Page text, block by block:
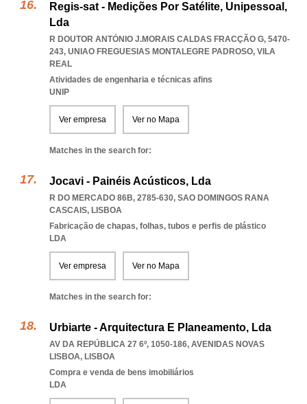
Regis-sat - Medições Por Satélite, Unipessoal,
Lda
R DOUTOR ANTÓNIO J.MORAIS CALDAS FRACÇÃO G, 5470-
243, UNIAO FREGUESIAS MONTALEGRE PADROSO, VILA
REAL
Atividades de engenharia e técnicas afins
UNIP
Ver empresa Ver no Mapa
Matches in the search for:
Jocavi - Painéis Acústicos, Lda
R DO MERCADO 86B, 2785-630, SAO DOMINGOS RANA
CASCAIS, LISBOA
Fabricação de chapas, folhas, tubos e perfis de plástico
LDA
Ver empresa Ver no Mapa
Matches in the search for:
Urbiarte - Arquitectura E Planeamento, Lda
AV DA REPÚBLICA 27 6º, 1050-186, AVENIDAS NOVAS
LISBOA, LISBOA
Compra e venda de bens imobiliários
LDA